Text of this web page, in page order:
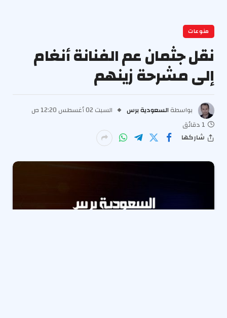
منوعات
نقل جثمان عم الفنانة أنغام
إلى مشرحة زينهم
بواسطة السعودية برس
السبت 02 أغسطس 12:20 ص
1 دقائق
شاركها